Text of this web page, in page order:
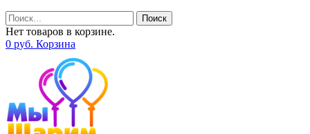
Поиск
Нет товаров в корзине.
0 руб. Корзина